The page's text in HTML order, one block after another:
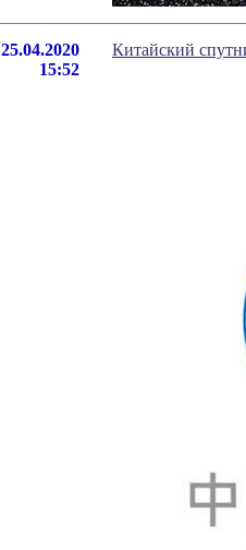
25.04.2020
15:52
Китайский